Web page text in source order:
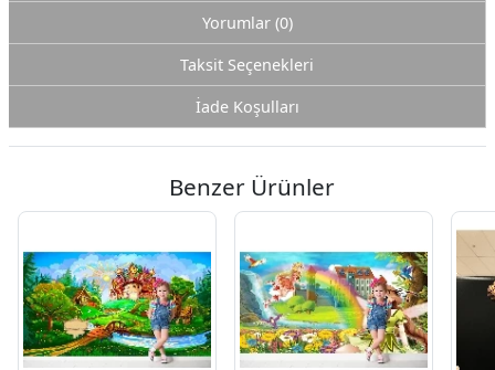
Yorumlar (0)
Taksit Seçenekleri
İade Koşulları
Benzer Ürünler